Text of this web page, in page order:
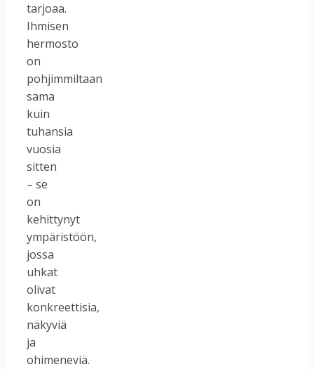
tarjoaa.
Ihmisen
hermosto
on
pohjimmiltaan
sama
kuin
tuhansia
vuosia
sitten
– se
on
kehittynyt
ympäristöön,
jossa
uhkat
olivat
konkreettisia,
näkyviä
ja
ohimeneviä.